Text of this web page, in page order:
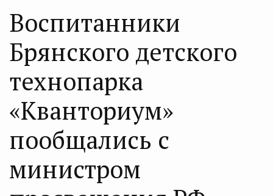
Воспитанники
Брянского детского
технопарка
«Кванториум»
пообщались с
министром